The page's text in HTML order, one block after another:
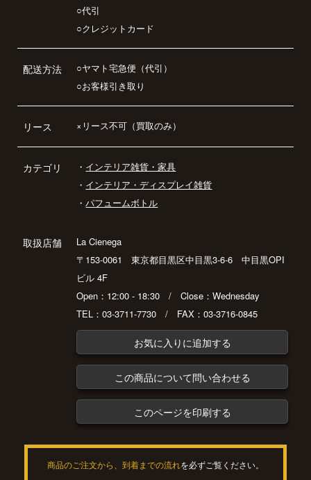
○代引
○クレジットカード
配送方法
○ヤマト宅急便（代引）
○お客様引き取り
リース ×リース不可（買取のみ）
カテゴリ ・ インテリア雑貨・家具
・ インテリア・ディスプレイ雑貨
・パフュームボトル
取扱店舗
La Cienega
〒153-0061 東京都目黒区中目黒3-6-6 中目黒OPI
ビル 4F
Open：12:00 - 18:30 / Close：Wednesday
TEL：03-3711-7730 / FAX：03-3716-0845
お気に入りに追加する
この商品について問い合わせる
このページを印刷する
商品のご注文から、到着までの流れを必ずご覧ください。